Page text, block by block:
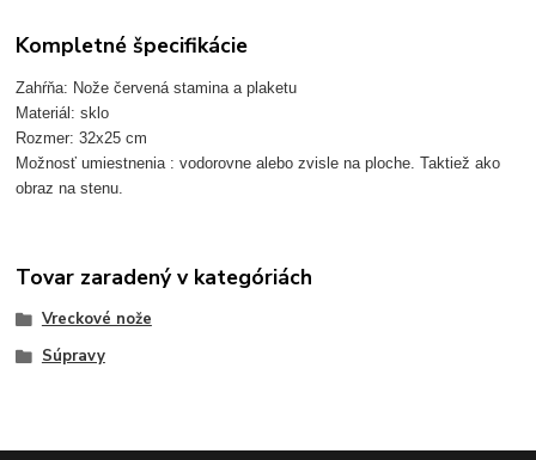
Kompletné špecifikácie
Zahŕňa: Nože červená stamina a plaketu
Materiál: sklo
Rozmer: 32x25 cm
Možnosť umiestnenia : vodorovne alebo zvisle na ploche. Taktiež ako
obraz na stenu.
Tovar zaradený v kategóriách
Vreckové nože
Súpravy